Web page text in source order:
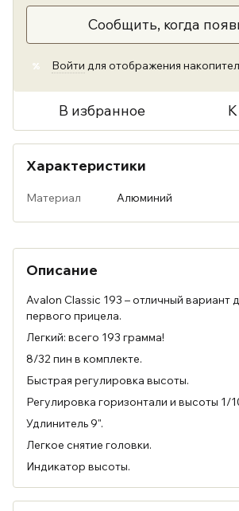
Сообщить, когда
% Войти для отображения
В избранное
Характеристики
Материал Алюминий
Описание
Avalon Classic 193 – отличный вариант
первого прицела.
Легкий: всего 193 грамма!
8/32 пин в комплекте.
Быстрая регулировка высоты.
Регулировка горизонтали и высоты 1/
Удлинитель 9".
Легкое снятие головки.
Индикатор высоты.